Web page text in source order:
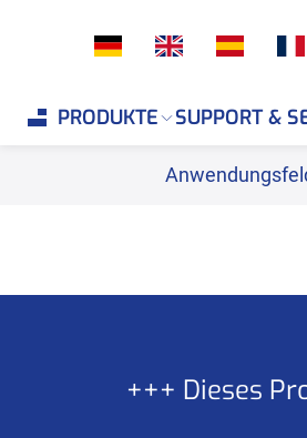
PRODUKTE SUPPORT &
+++ Dieses